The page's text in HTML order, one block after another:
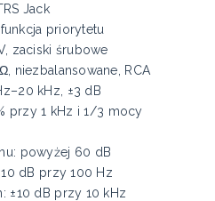
Jack
priorytetu
zaciski śrubowe
niezbalansowane, RCA
kHz, ±3 dB
przy 1 kHz i 1/3 mocy
powyżej 60 dB
dB przy 100 Hz
±10 dB przy 10 kHz